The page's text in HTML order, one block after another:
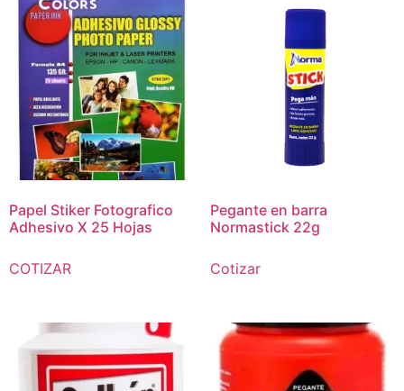
Papel Stiker Fotografico
Adhesivo X 25 Hojas
COTIZAR
Pegante en barra
Normastick 22g
Cotizar